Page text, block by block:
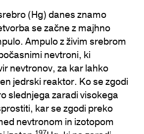
(Hg) danes znamo
se začne z majhno
Ampulo z živim srebrom
nevtroni, ki
nevtronov, za kar lahko
jedrski reaktor. Ko se zgodi
slednjega zaradi visokega
kar se zgodi preko
nevtronom in izotopom